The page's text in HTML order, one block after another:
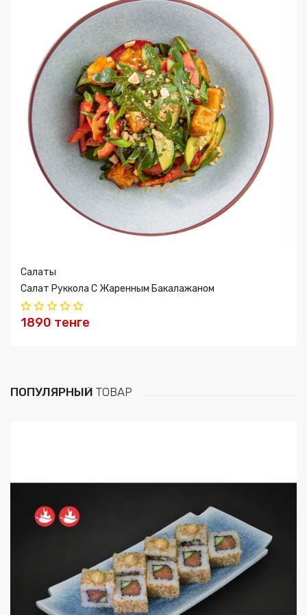
Ваш Email *
Ваша оценка*
Ваш отзыв*
Салаты
Салат Руккола С Жаренным Бакалажаном
1890 тенге
ПОПУЛЯРНЫЙ ТОВАР